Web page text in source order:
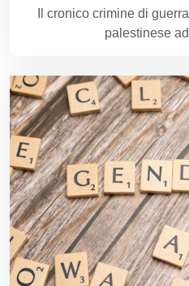
Il cronico crimine di
palestinese